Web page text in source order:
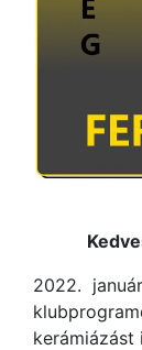
2022.
kerámiázást